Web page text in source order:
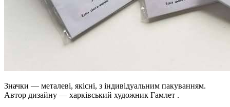
Значки — металеві, якісні, з індивідуальним пакуванням.
Автор дизайну — харківський художник Гамлет .